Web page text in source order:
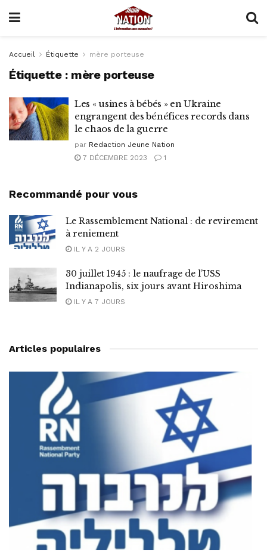
Accueil Étiquette mère porteuse
Étiquette : mère porteuse
Les « usines à bébés » en Ukraine
engrangent des bénéfices records dans
le chaos de la guerre
par Redaction Jeune Nation
7 DÉCEMBRE 2023
1
Recommandé pour vous
Le Rassemblement National : de revirement
à reniement
IL Y A 2 JOURS
30 juillet 1945 : le naufrage de l’USS
Indianapolis, six jours avant Hiroshima
IL Y A 7 JOURS
Articles populaires